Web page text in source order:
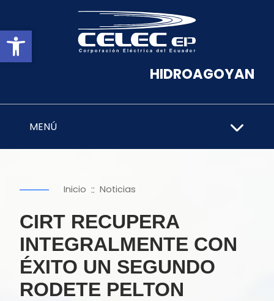
Abrir barra de herramientas
HIDROAGOYAN
MENÚ
Inicio :: Noticias
CIRT RECUPERA
INTEGRALMENTE CON
ÉXITO UN SEGUNDO
RODETE PELTON